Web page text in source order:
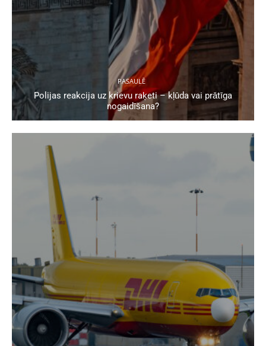
PASAULĒ
Polijas reakcija uz krievu raķeti – kļūda vai prātīga
nogaidīšana?